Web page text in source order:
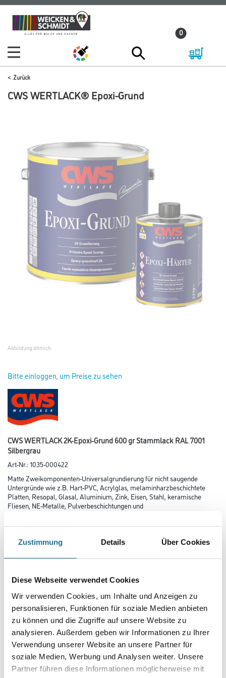
Zustimmung Details Über Cookies
Diese Webseite verwendet Cookies
Wir verwenden Cookies, um Inhalte und Anzeigen zu
personalisieren, Funktionen für soziale Medien anbieten
zu können und die Zugriffe auf unsere Website zu
analysieren. Außerdem geben wir Informationen zu Ihrer
Verwendung unserer Website an unsere Partner für
soziale Medien, Werbung und Analysen weiter. Unsere
Partner führen diese Informationen möglicherweise mit
Zum
Inhalt
Zum
Navigationsmenü
0
Zurück
CWS WERTLACK® Epoxi-Grund
Abbildung ähnlich
Bitte einloggen, um Preise zu sehen
CWS WERTLACK 2K-Epoxi-Grund 600 gr Stammlack RAL 7001
Silbergrau
Art-Nr.:1035-000422
Matte Zweikomponenten-Universalgrundierung für nicht saugende
Untergründe wie z.B. Hart-PVC, Acrylglas, melaminharzbeschichtete
Platten, Resopal, Glasal, Aluminium, Zink, Eisen, Stahl, keramische
Fliesen, NE-Metalle, Pulverbeschichtungen und
Farbtonbezeichnung
Glanzgrad
Gebinde